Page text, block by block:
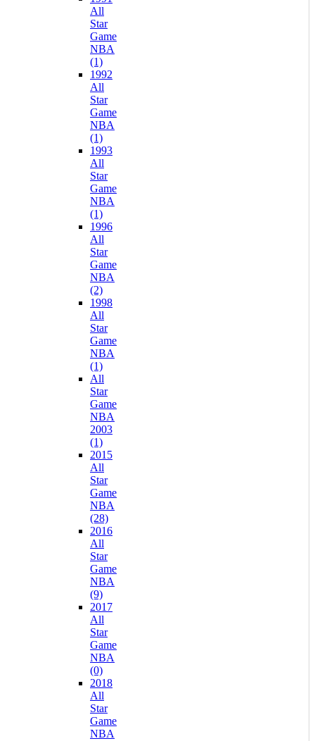
All
Star
Game
NBA
(1)
1992
All
Star
Game
NBA
(1)
1993
All
Star
Game
NBA
(1)
1996
All
Star
Game
NBA
(2)
1998
All
Star
Game
NBA
(1)
All
Star
Game
NBA
2003
(1)
2015
All
Star
Game
NBA
(28)
2016
All
Star
Game
NBA
(9)
2017
All
Star
Game
NBA
(0)
2018
All
Star
Game
NBA